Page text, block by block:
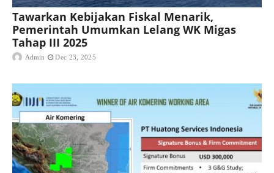
Tawarkan Kebijakan Fiskal Menarik,
Pemerintah Umumkan Lelang WK Migas
Tahap III 2025
Admin Dec 23, 2025